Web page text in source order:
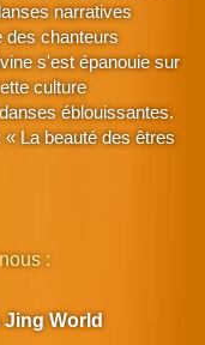
narratives
des chanteurs
s'est épanouie sur
culture
éblouissantes.
« La beauté des êtres
:
World